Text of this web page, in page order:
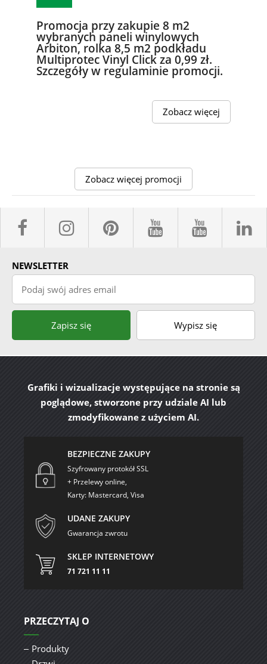
Promocja przy zakupie 8 m2
wybranych paneli winylowych
Arbiton, rolka 8,5 m2 podkładu
Multiprotec Vinyl Click za 0,99 zł.
Szczegóły w regulaminie promocji.
Zobacz więcej
Zobacz więcej promocji
facebook sklepyBELPOL
instagram
pinterestyoutube
NEWSLETTER
Podaj swój adres email
Zapisz się Wypisz się
Grafiki i wizualizacje występujące na stronie są
poglądowe, stworzone przy udziale AI lub
zmodyfikowane z użyciem AI.
BEZPIECZNE ZAKUPY
Szyfrowany protokół SSL
+ Przelewy online,
Karty: Mastercard, Visa
UDANE ZAKUPY
Gwarancja zwrotu
SKLEP INTERNETOWY
71 721 11 11
PRZECZYTAJ O
Produkty